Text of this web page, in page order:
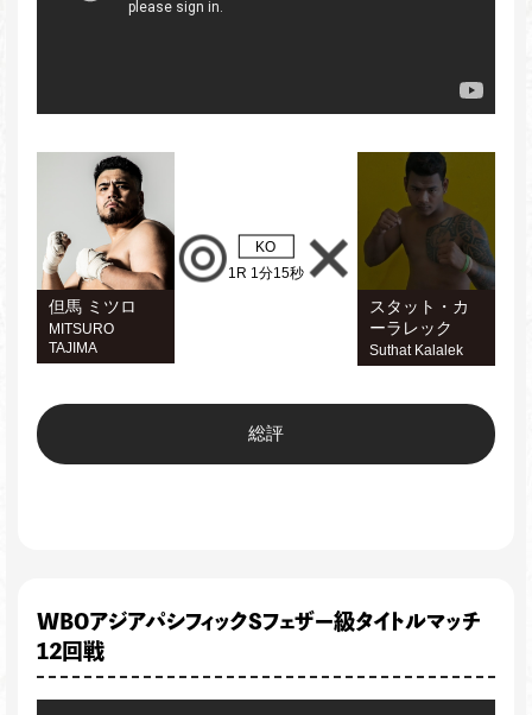
但馬 ミツロ
MITSURO
TAJIMA
KO
1R 1分15秒
スタット・カ
ーラレック
Suthat Kalalek
総評
WBOアジアパシフィックSフェザー級タイトルマッチ
12回戦